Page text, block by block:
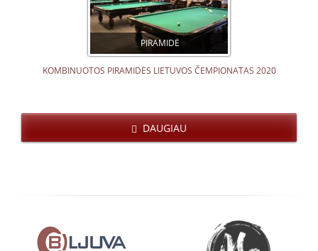
PIRAMIDĖ
KOMBINUOTOS PIRAMIDĖS LIETUVOS ČEMPIONATAS 2020
DAUGIAU